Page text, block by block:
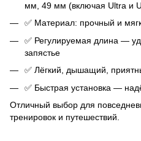
мм, 49 мм (включая Ultra и
✅ Материал: прочный и
✅ Регулируемая длина —
запястье
✅ Лёгкий, дышащий,
✅ Быстрая установка —
Отличный выбор для
тренировок и путешествий.